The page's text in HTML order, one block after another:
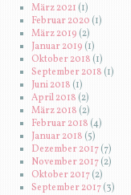
März 2021(1)
Februar 2020 (1)
März 2019 (2)
Januar 2019 (1)
Oktober 2018(1)
September 2018 (1)
Juni 2018 (1)
April 2018(2)
März 2018 (2)
Februar 2018(4)
Januar 2018 (5)
Dezember 2017(7)
November 2017(2)
Oktober 2017(2)
September 2017(3)